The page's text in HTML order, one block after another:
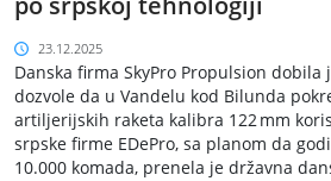
23.12.2025
Danska firma SkyPro Propulsion dobila
dozvole da u Vandelu kod Bilunda
artiljerijskih raketa kalibra 122 mm
srpske firme EDePro, sa planom da
10.000 komada, prenela je državna